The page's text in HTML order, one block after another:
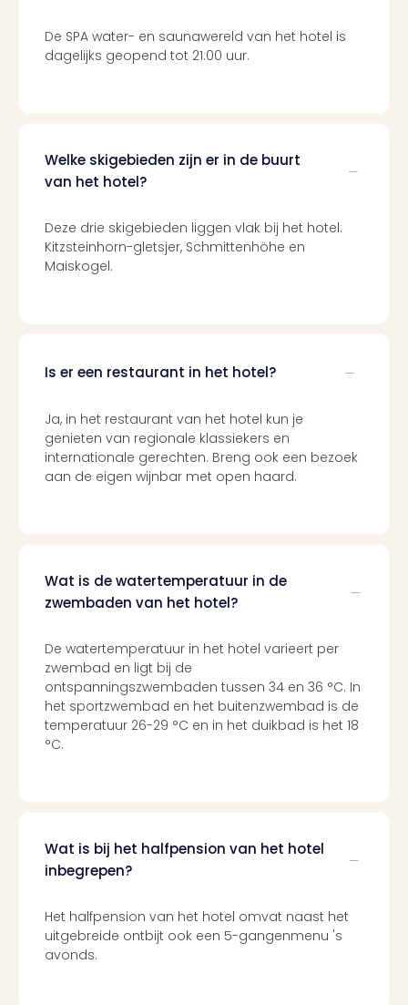
De SPA water- en saunawereld van het hotel is
dagelijks geopend tot 21:00 uur.
Welke skigebieden zijn er in de buurt
van het hotel?
Deze drie skigebieden liggen vlak bij het hotel:
Kitzsteinhorn-gletsjer, Schmittenhöhe en
Maiskogel.
Is er een restaurant in het hotel?
Ja, in het restaurant van het hotel kun je
genieten van regionale klassiekers en
internationale gerechten. Breng ook een bezoek
aan de eigen wijnbar met open haard.
Wat is de watertemperatuur in de
zwembaden van het hotel?
De watertemperatuur in het hotel varieert per
zwembad en ligt bij de
ontspanningszwembaden tussen 34 en 36 °C. In
het sportzwembad en het buitenzwembad is de
temperatuur 26-29 °C en in het duikbad is het 18
°C.
Wat is bij het halfpension van het hotel
inbegrepen?
Het halfpension van het hotel omvat naast het
uitgebreide ontbijt ook een 5-gangenmenu 's
avonds.